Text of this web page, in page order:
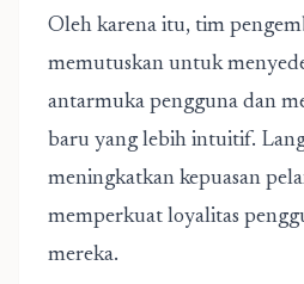
Oleh karena itu, tim
memutuskan untuk
antarmuka pengguna dan
baru yang lebih intuitif.
meningkatkan kepuasan
memperkuat loyalitas
mereka.